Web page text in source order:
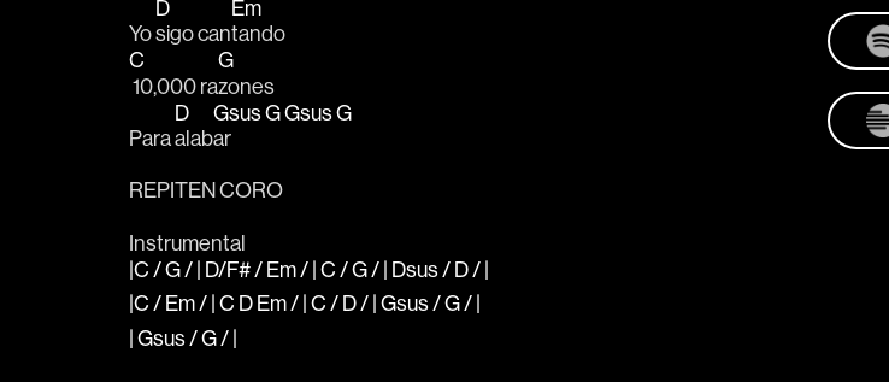
Yo
D
sigo can
Em
tando
C
10,000 ra
G
zones
Para
D
alab
Gsus
ar
GGsusG
REPITEN CORO
Instrumental
|C / G / | D/F# / Em / | C / G / | Dsus / D / |
|C / Em / | C D Em / | C / D / | Gsus / G / |
| Gsus / G / |